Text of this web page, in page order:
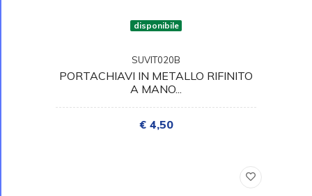
disponibile
SUVIT020B
PORTACHIAVI IN METALLO RIFINITO
A MANO...
€ 4,50